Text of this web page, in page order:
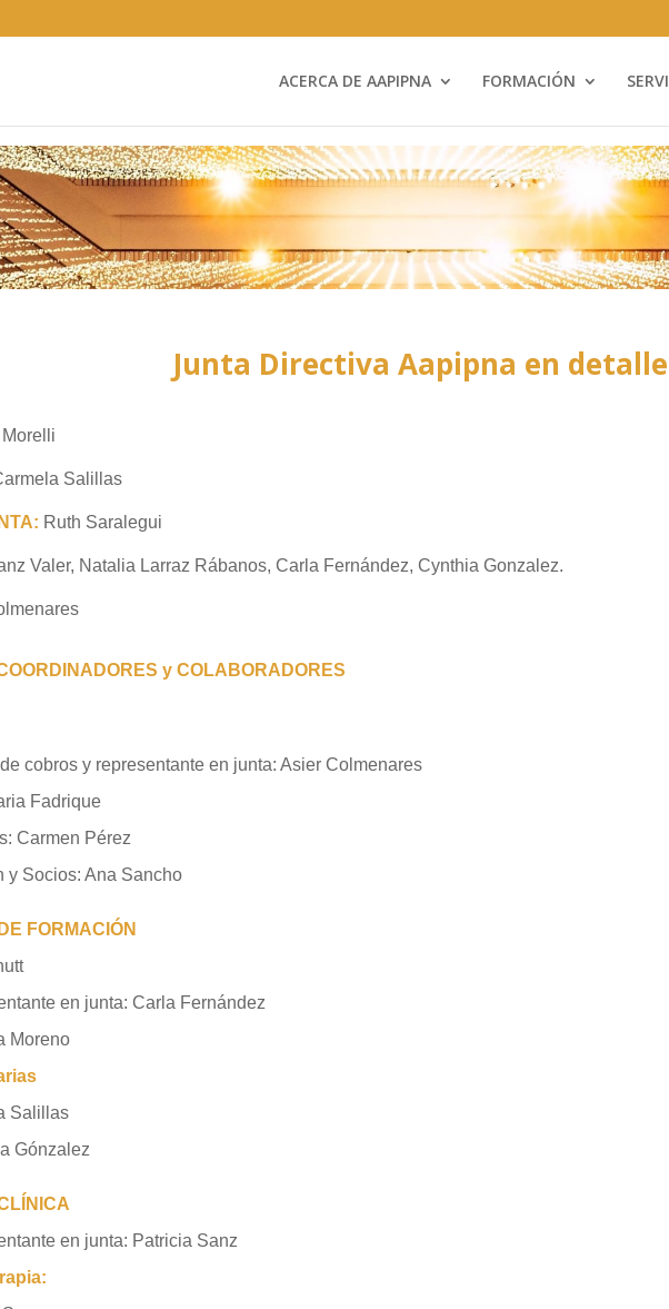
ACERCA DE AAPIPNA FORMACIÓN
Junta Directiva Aapipna en detalle
Salillas
Ruth Saralegui
Valer, Natalia Larraz Rábanos, Carla Fernández, Cynthia Gonzalez.
y COLABORADORES
cobros y representante en junta: Asier Colmenares
Fadrique
Carmen Pérez
y Socios: Ana Sancho
FORMACIÓN
en junta: Carla Fernández
Moreno
Salillas
Gónzalez
en junta: Patricia Sanz